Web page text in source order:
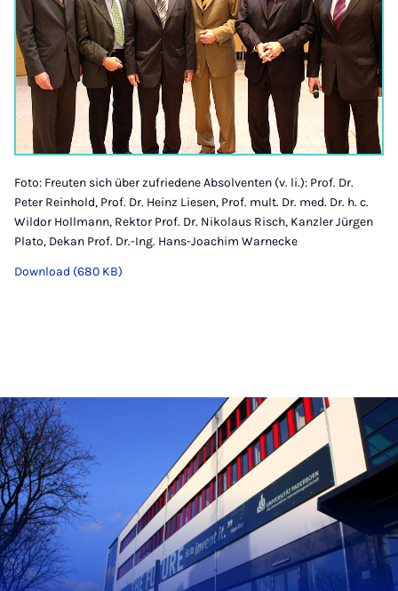
Foto: Freuten sich über zufriedene Absolventen (v. li.): Prof. Dr.
Peter Reinhold, Prof. Dr. Heinz Liesen, Prof. mult. Dr. med. Dr. h. c.
Wildor Hollmann, Rektor Prof. Dr. Nikolaus Risch, Kanzler Jürgen
Plato, Dekan Prof. Dr.-Ing. Hans-Joachim Warnecke
Download (680 KB)